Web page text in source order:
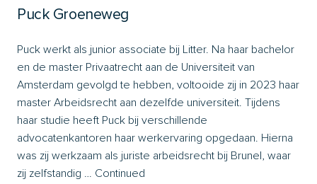
Puck Groeneweg
Puck werkt als junior associate bij Litter. Na haar bachelor
en de master Privaatrecht aan de Universiteit van
Amsterdam gevolgd te hebben, voltooide zij in 2023 haar
master Arbeidsrecht aan dezelfde universiteit. Tijdens
haar studie heeft Puck bij verschillende
advocatenkantoren haar werkervaring opgedaan. Hierna
was zij werkzaam als juriste arbeidsrecht bij Brunel, waar
zij zelfstandig … Continued